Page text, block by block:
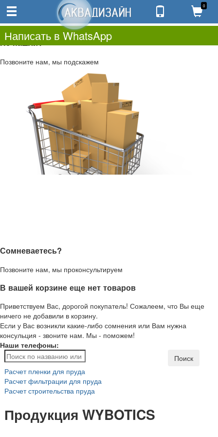
0.00
0
Не нашли?
Позвоните нам, мы подскажем
Сомневаетесь?
Позвоните нам, мы проконсультируем
В вашей корзине еще нет товаров
Приветствуем Вас, дорогой покупатель! Сожалеем, что Вы еще
ничего не добавили в корзину.
Если у Вас возникли какие-либо сомнения или Вам нужна
консульция - звоните нам. Мы - поможем!
Наши телефоны:
0
Написать в WhatsApp
Поиск
Расчет пленки для пруда
Расчет фильтрации для пруда
Расчет строительства пруда
Продукция WYBOTICS